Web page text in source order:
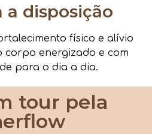
disposição
físico e alívio
corpo energizado e com
para o dia a dia.
tour pela